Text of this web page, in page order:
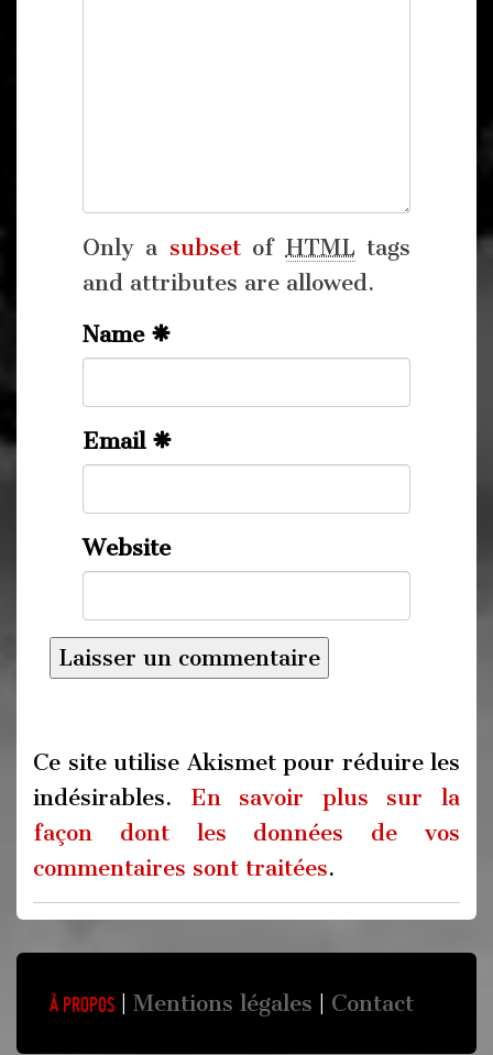
Only a subsetof HTML tags
and attributes are allowed.
Name
Email
Website
Ce site utilise Akismet pour réduire les
indésirables. En savoir plus sur la
façon dont les données de vos
commentaires sont traitées.
À propos Mentions légales Contact